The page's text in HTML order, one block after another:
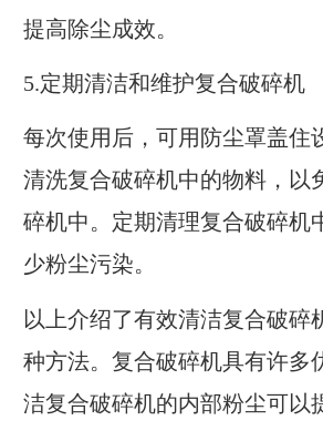
提高除尘成效。
5.定期清洁和维护复合破碎机
每次使用后，可用防尘罩盖住
清洗复合破碎机中的物料，以
碎机中。定期清理复合破碎机
少粉尘污染。
以上介绍了有效清洁复合破碎
种方法。复合破碎机具有许多
洁复合破碎机的内部粉尘可以